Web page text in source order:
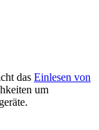
das Einlesen von
um